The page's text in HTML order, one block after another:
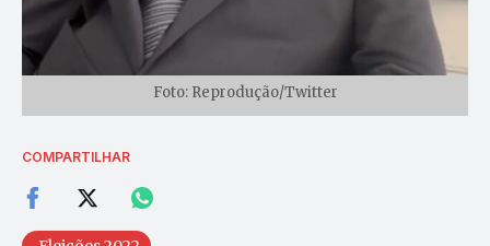
Foto: Reprodução/Twitter
COMPARTILHAR